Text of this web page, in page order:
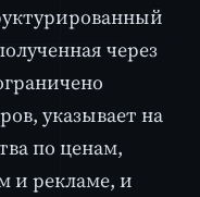
через
указывает на
по ценам,
и рекламе, и